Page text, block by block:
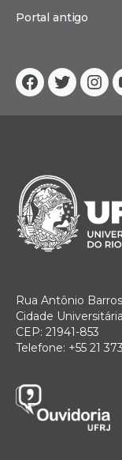
Facebook
Twitter
Portal antigo
Rua Antônio
Cidade
CEP: 21941-853
Telefone: +55 21